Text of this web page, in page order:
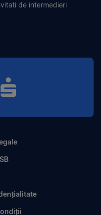
de intermedieri